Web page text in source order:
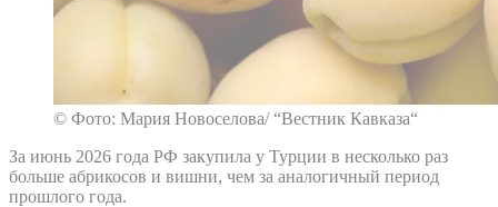
© Фото: Мария Новоселова/ “Вестник Кавказа“
За июнь 2026 года РФ закупила у Турции в несколько раз
больше абрикосов и вишни, чем за аналогичный период
прошлого года.